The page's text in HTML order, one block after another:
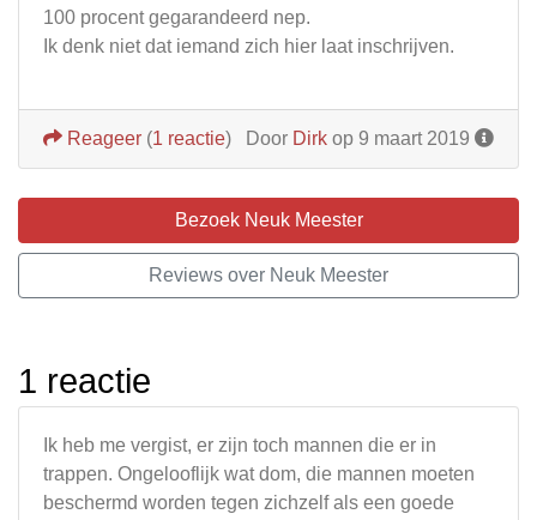
100 procent gegarandeerd nep.
Ik denk niet dat iemand zich hier laat inschrijven.
Door Dirk op 9 maart 2019
Reageer (1 reactie)
Bezoek Neuk Meester
Reviews over Neuk Meester
1 reactie
Ik heb me vergist, er zijn toch mannen die er in
trappen. Ongelooflijk wat dom, die mannen moeten
beschermd worden tegen zichzelf als een goede